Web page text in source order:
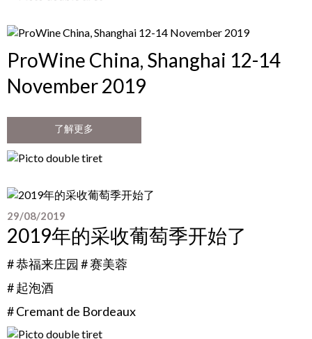
ProWine China, Shanghai 12-14
November 2019
了解更多
29/08/2019
2019年的采收葡萄季开始了
# 恭福来庄园 # 赛美蓉
# 起泡酒
# Cremant de Bordeaux